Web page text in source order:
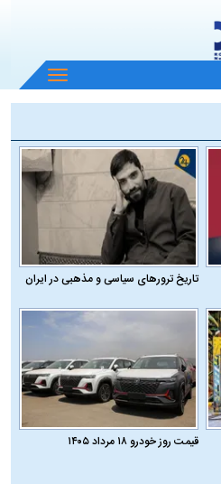
باز
و
منو
تاریخ ترورهای سیاسی و مذهبی در ایران
قیمت روز خودرو ۱۸ مرداد ۱۴۰۵